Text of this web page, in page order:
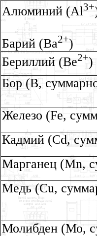
Алюминий (Al3+
Барий (Ва2+)
Бериллий (Be2+)
Бор (В,
Железо (Fe,
Кадмий (Cd,
Марганец (Mn,
Медь (Cu,
Молибден (Мо,